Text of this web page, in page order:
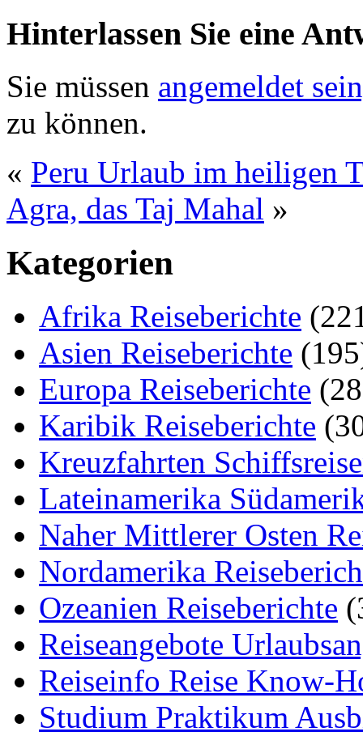
Hinterlassen Sie eine
Sie müssen angemeldet
zu können.
« Peru Urlaub im heiligen
Agra, das Taj Mahal »
Kategorien
Afrika Reiseberichte
Asien Reiseberichte
Europa Reiseberichte
Karibik Reiseberichte
Kreuzfahrten
Lateinamerika
Naher Mittlerer Osten
Nordamerika
Ozeanien Reiseberichte
Reiseangebote
Reiseinfo Reise Know-
Studium Praktikum